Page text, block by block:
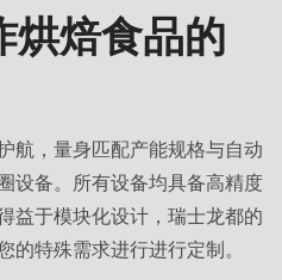
烘焙食品的
航，量身匹配产能规格与自动
设备。所有设备均具备高精度
益于模块化设计，瑞士龙都的
的特殊需求进行进行定制。